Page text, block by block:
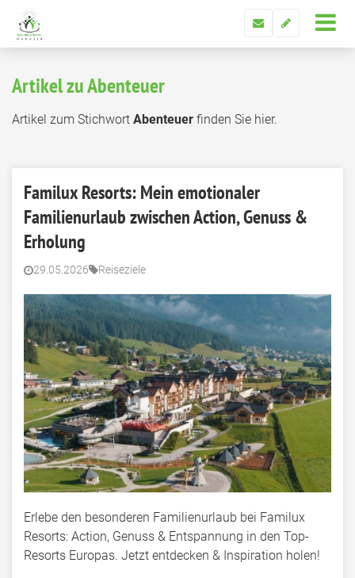
Artikel zu Abenteuer
Artikel zum Stichwort Abenteuer finden Sie hier.
Familux Resorts: Mein emotionaler
Familienurlaub zwischen Action, Genuss &
Erholung
29.05.2026 Reiseziele
Erlebe den besonderen Familienurlaub bei Familux
Resorts: Action, Genuss & Entspannung in den Top-
Resorts Europas. Jetzt entdecken & Inspiration holen!